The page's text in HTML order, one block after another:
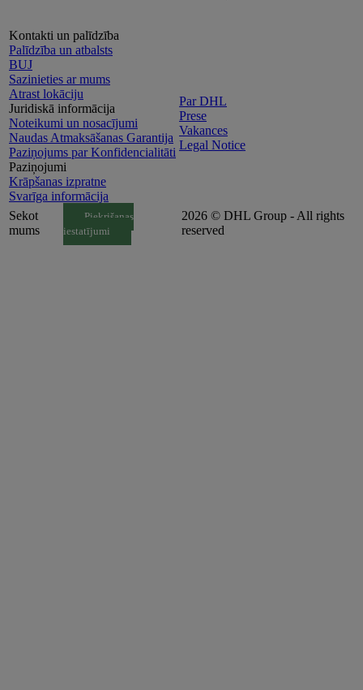
Kontakti un palīdzība
Palīdzība un atbalsts
BUJ
Sazinieties ar mums
Atrast lokāciju
Juridiskā informācija
Noteikumi un nosacījumi
Naudas Atmaksāšanas Garantija
Paziņojums par Konfidencialitāti
Paziņojumi
Krāpšanas izpratne
Svarīga informācija
Par DHL
Prese
Vakances
Legal Notice
Sekot
mums
Piekrišanas
iestatījumi
2026 © DHL Group - All rights
reserved